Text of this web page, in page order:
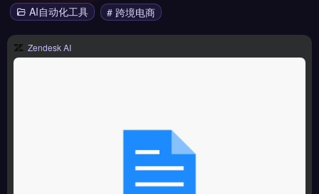
AI自动化工具 # 跨境电商
Zendesk AI